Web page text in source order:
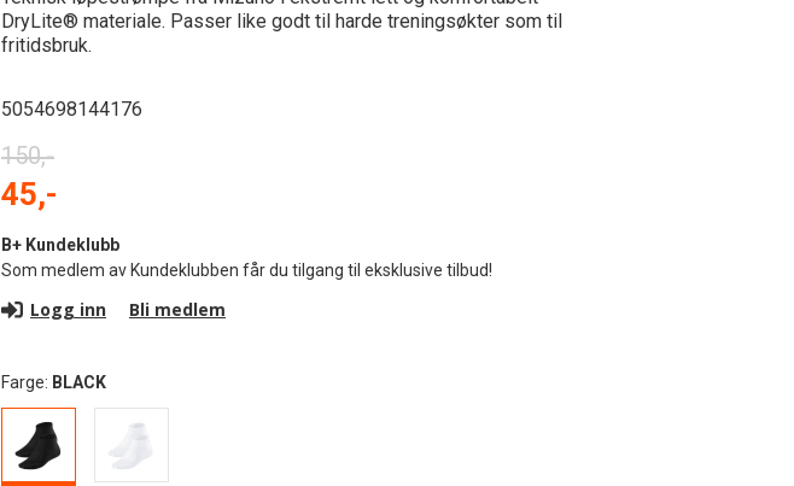
DryLite® materiale. Passer like godt til harde treningsøkter som til
fritidsbruk.
5054698144176
150,-
45,-
B+ Kundeklubb
Som medlem av Kundeklubben får du tilgang til eksklusive tilbud!
Logg inn Bli medlem
Farge: BLACK